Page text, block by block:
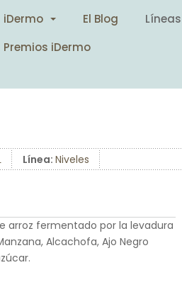
iDermo El Blog
Premios iDermo
Línea: Niveles
arroz fermentado por la levadura
Alcachofa, Ajo Negro